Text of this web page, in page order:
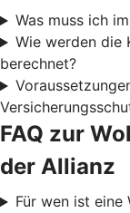
Was muss ich
Wie werden die
berechnet?
FAQ zur
der Allianz
Für wen ist eine